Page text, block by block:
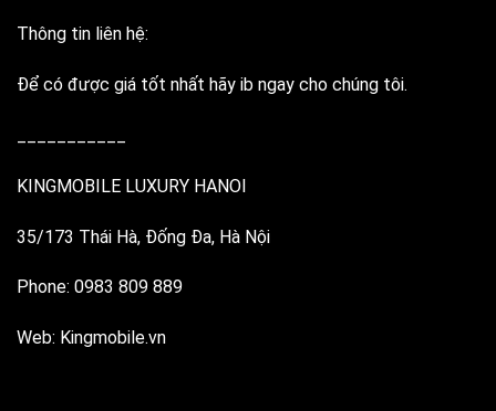
Thông tin liên hệ:
Để có được giá tốt nhất hãy ib ngay cho chúng tôi.
KINGMOBILE LUXURY HANOI
35/173 Thái Hà, Đống Đa, Hà Nội
Phone: 0983 809 889
Web: Kingmobile.vn